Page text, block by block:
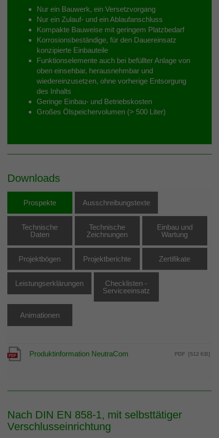
Nur ein Bauwerk, ein Versetzvorgang
Nur ein Zulauf- und ein Ablaufanschluss
Kompakte Bauweise mit geringem Platzbedarf
Korrosionsbeständige, für den Dauereinsatz
konzipierte Einbauteile
Funktionselemente auch bei befüllter Anlage von
oben einsehbar, herausnehmbar und
wiedereinzusetzen, ohne vorherige Entsorgung
des Inhalts
Geringe Einbau- und Betriebskosten
Großes Ölspeichervolumen (> 500 Liter)
Downloads
Prospekte Ausschreibungstexte
Technische
Daten
Technische
Zeichnungen
Einbau und
Wartung
Projektbögen Projektberichte Zertifikate
Leistungserklärungen
Checklisten -
Serviceeinsatz
Animationen
[512 KB]
PDF
Produktinformation NeutraCom
Nach DIN EN 858-1, mit selbsttätiger
Verschlusseinrichtung